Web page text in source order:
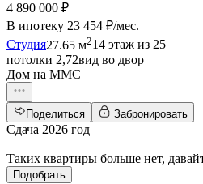
4 890 000 ₽
В ипотеку 23 454 ₽/мес.
Студия27.65 м214 этаж из 25
потолки 2,72вид во двор
Дом на ММС
Поделиться Забронировать
Сдача 2026 год
Таких квартиры больше нет,
Подобрать